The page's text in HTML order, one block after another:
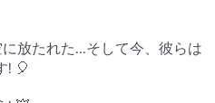
放たれた...そして今、彼らは
! 🎈